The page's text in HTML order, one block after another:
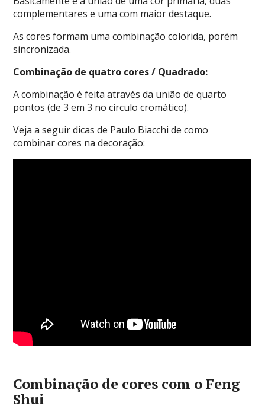
complementares e uma com maior destaque.
As cores formam uma combinação colorida, porém
sincronizada.
Combinação de quatro cores / Quadrado:
A combinação é feita através da união de quarto
pontos (de 3 em 3 no círculo cromático).
Veja a seguir dicas de Paulo Biacchi de como
combinar cores na decoração:
Combinação de cores com o Feng
Shui